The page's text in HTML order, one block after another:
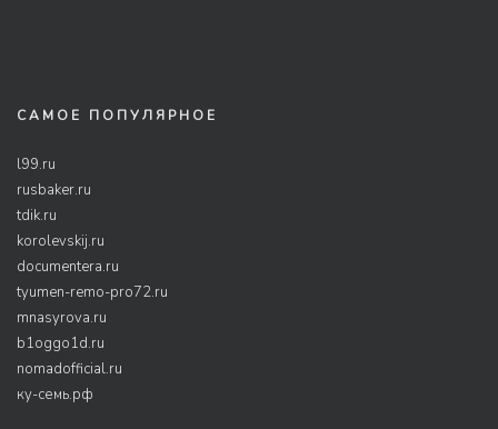
САМОЕ ПОПУЛЯРНОЕ
l99.ru
rusbaker.ru
tdik.ru
korolevskij.ru
documentera.ru
tyumen-remo-pro72.ru
mnasyrova.ru
b1oggo1d.ru
nomadofficial.ru
ку-семь.рф